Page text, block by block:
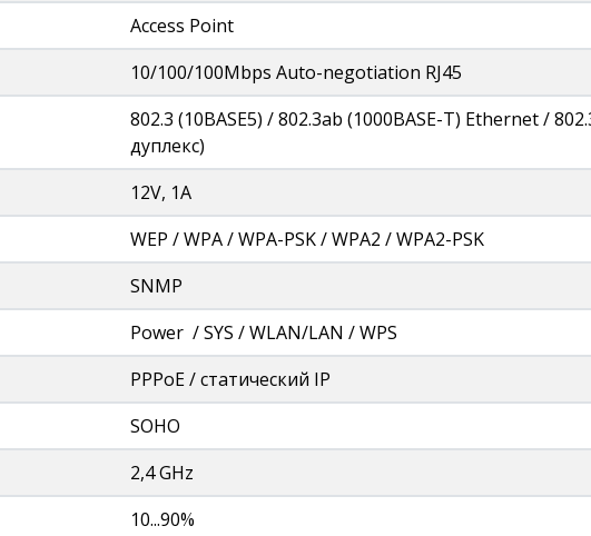
Access Point
10/100/100Mbps Auto-negotiation RJ45
802.3 (10BASE5) / 802.3ab (1000BASE-T) Ethernet /
дуплекс)
12V, 1A
WEP / WPA / WPA-PSK / WPA2 / WPA2-PSK
SNMP
Power / SYS / WLAN/LAN / WPS
PPPoE / статический IP
SOHO
2,4 GHz
10...90%